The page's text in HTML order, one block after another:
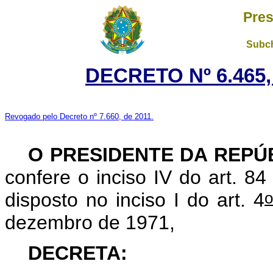
DECRETO Nº
Revogado pelo Decreto nº 7.660, de 2011.
O PRESIDENTE DA
confere o inciso IV do art.
disposto no inciso I do art. 4o
dezembro de 1971,
DECRETA: